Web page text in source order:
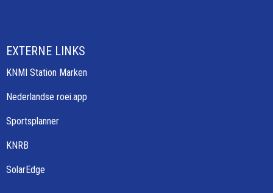
EXTERNE LINKS
KNMI Station Marken
Nederlandse roei.app
Sportsplanner
KNRB
SolarEdge